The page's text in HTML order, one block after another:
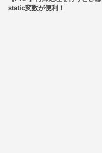
static変数が便利！